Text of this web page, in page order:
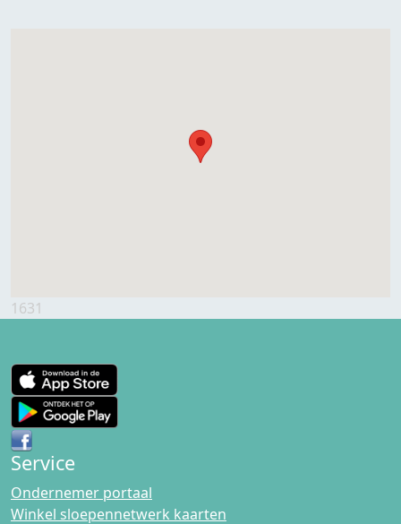
1631
Service
Ondernemer portaal
Winkel sloepennetwerk kaarten